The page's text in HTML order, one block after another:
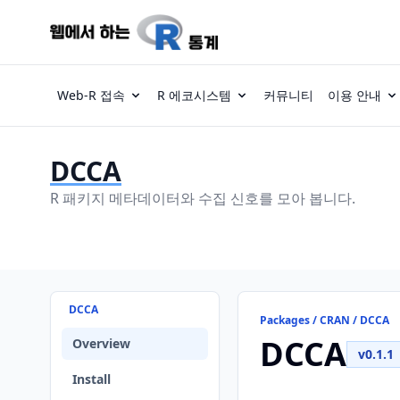
Web-R 접속 R 에코시스템 커뮤니티 이용 안내
DCCA
R 패키지 메타데이터와 수집 신호를 모아 봅니다.
DCCA
Overview
Install
Packages / CRAN / DCCA
DCCA v0.1.1